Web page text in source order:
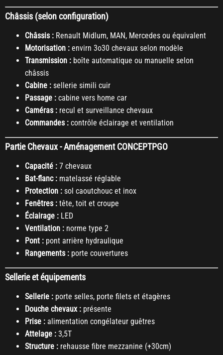
Châssis (selon configuration)
Châssis : Renault Midlum, MAN, Mercedes ou équivalent
Motorisation : envirn 3o30 chevaux selon modèle
Transmission : boîte automatique ou manuelle selon
châssis
Cabine : sellerie simili cuir
Passage : cabine vers home car
Caméras : recul et surveillance chevaux
Commandes : contrôle éclairage et ventilation
Partie Chevaux - Aménagement CONCEPTPGO
Capacité : 7 chevaux
Bat-flanc : matelassé réglable
Protection : sol caoutchouc et inox
Fenêtres : tête, toit et croupe
Éclairage : LED
Ventilation : norme type 2
Pont : pont arrière hydraulique
Rangements : porte couvertures
Sellerie et équipements
Sellerie : porte selles, porte filets et étagères
Douche chevaux : présente
Prise : alimentation congélateur guêtres
Attelage : 3,5T
Structure : rehausse fibre mezzanine (+30cm)